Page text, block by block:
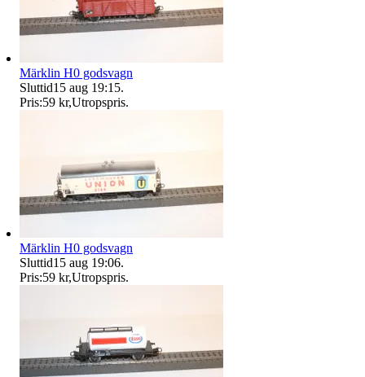
Märklin H0 godsvagn
Sluttid15 aug 19:15.
Pris:59 kr,Utropspris.
Märklin H0 godsvagn
Sluttid15 aug 19:06.
Pris:59 kr,Utropspris.